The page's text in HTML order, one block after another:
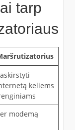
tarp
keliems
modemą